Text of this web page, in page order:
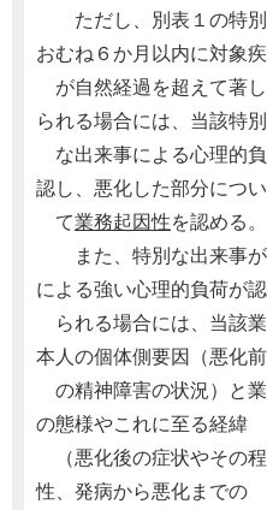
ただし、別表１の特別
おむね６か月以内に対象
が自然経過を超えて著
られる場合には、当該特別
な出来事による心理的
認し、悪化した部分につい
て業務起因性を認める。
また、特別な出来事が
による強い心理的負荷が
られる場合には、当該業
本人の個体側要因（悪化前
の精神障害の状況）と
の態様やこれに至る経緯
（悪化後の症状やその
性、発病から悪化までの